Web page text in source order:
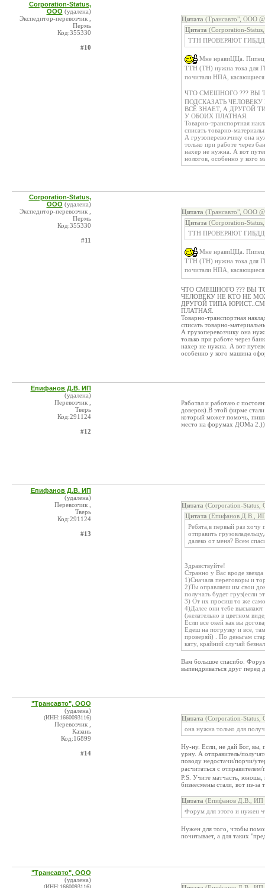
Corporation-Status,
ООО (удалена)
Экспедитор-перевозчик ,
Пермь
Код:355330
#10
Цитата (Трансавто", ООО
Цитата (Corporation-
ТТН ПРОВЕРЯЮТ
Мне нравиЦЦа. Пипец
ТТН (ТН) нужна тока для
почитали НПА,
ЧТО СМЕШНОГО ??? ВЫ
ПОДСКАЗАТЬ
ВСЁ ЗНАЕТ, А ДРУГОЙ
У ОБОИХ ПЛАТНАЯ.
Товарно-транспортная
списать товарно-
А грузоперевозчику она
только при работе через
нахер не нужна. А вот
нологов, особенно у кого
Corporation-Status,
ООО (удалена)
Экспедитор-перевозчик ,
Пермь
Код:355330
#11
Цитата (Трансавто", ООО
Цитата (Corporation-
ТТН ПРОВЕРЯЮТ
Мне нравиЦЦа. Пипец
ТТН (ТН) нужна тока для
почитали НПА,
ЧТО СМЕШНОГО ??? ВЫ
ЧЕЛОВЕКУ НЕ КТО НЕ
ДРУГОЙ ТИПА
ПЛАТНАЯ.
Товарно-транспортная
списать товарно-
А грузоперевозчику она
только при работе через
нахер не нужна. А вот
особенно у кого машина
Епифанов Д.В. ИП
(удалена)
Перевозчик ,
Тверь
Код:291124
#12
Работал и работаю с
доверок).В этой фирме
который может помочь,
место на форумах ДОМа
Епифанов Д.В. ИП
(удалена)
Перевозчик ,
Тверь
Код:291124
#13
Цитата (Corporation-
Цитата (Епифанов Д.В.,
Ребята,в первый раз
отправить
далеко от меня? Всем
Здравствуйте!
Странно у Вас вроде звезда
1)Сначала переговоры и
2)Ты оправляеш им свои
получать будет груз(если
3) От их просиш то же
4)Далее они тебе высылают
(желательно в цветном
Если все окей как вы
Едеш на погрузку и всё,
проверяй) . По деньгам
кату, крайний случай
Вам большое спасибо.
выпендриваться друг перед
"Трансавто", ООО
(удалена)
(ИНН:1660093116)
Перевозчик ,
Казань
Код:16899
#14
Цитата (Corporation-
она нужна только для
Ну-ну. Если, не дай Бог, вы,
урну. А отправитель/
поводу недостачи/порчи/
расчитаться с
P.S. Учите матчасть, юноша,
бизнесмены стали, вот из-за
Цитата (Епифанов Д.В., ИП
Форум для этого и нужен
Нужен для того, чтобы
почитывает, а для таких
"Трансавто", ООО
(удалена)
(ИНН:1660093116)